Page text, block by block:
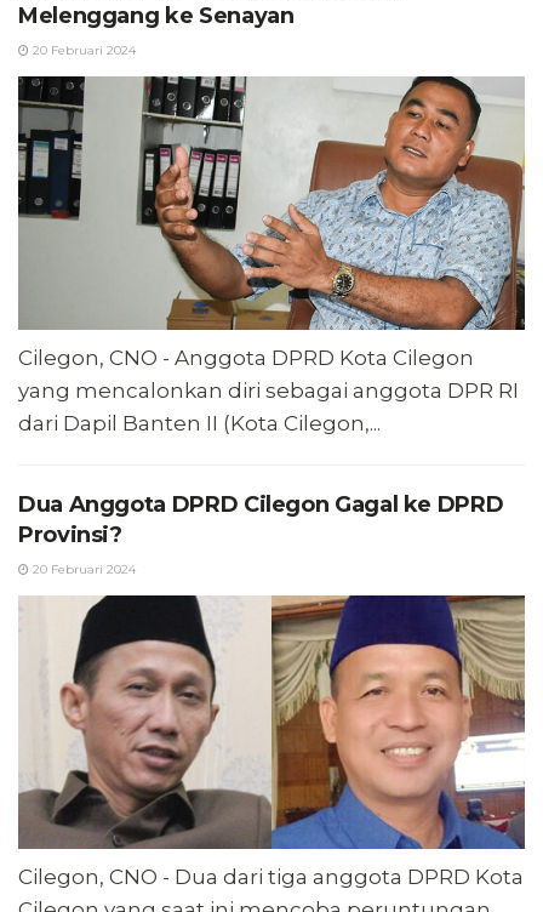
Melenggang ke Senayan
20 Februari 2024
Cilegon, CNO - Anggota DPRD Kota Cilegon
yang mencalonkan diri sebagai anggota DPR RI
dari Dapil Banten II (Kota Cilegon,...
Dua Anggota DPRD Cilegon Gagal ke DPRD
Provinsi?
20 Februari 2024
Cilegon, CNO - Dua dari tiga anggota DPRD Kota